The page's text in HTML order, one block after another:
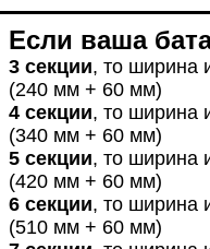
Если ваша
3 секции, то ширина
(240 мм + 60 мм)
4 секции, то ширина
(340 мм + 60 мм)
5 секции, то ширина
(420 мм + 60 мм)
6 секции, то ширина
(510 мм + 60 мм)